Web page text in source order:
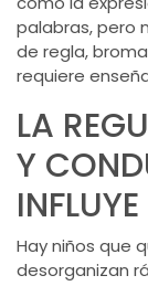
palabras, pero
de regla,
requiere
LA
Y
INFLUYE
Hay niños que
desorganizan